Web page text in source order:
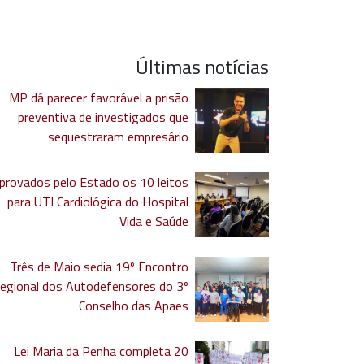
Últimas notícias
MP dá parecer favorável a prisão
preventiva de investigados que
sequestraram empresário
pelo Estado os 10 leitos
para UTI Cardiológica do Hospital
Vida e Saúde
Três de Maio sedia 19º Encontro
dos Autodefensores do 3º
Conselho das Apaes
Lei Maria da Penha completa 20